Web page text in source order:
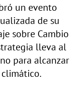
un evento
de su
sobre Cambio
lleva al
para alcanzar